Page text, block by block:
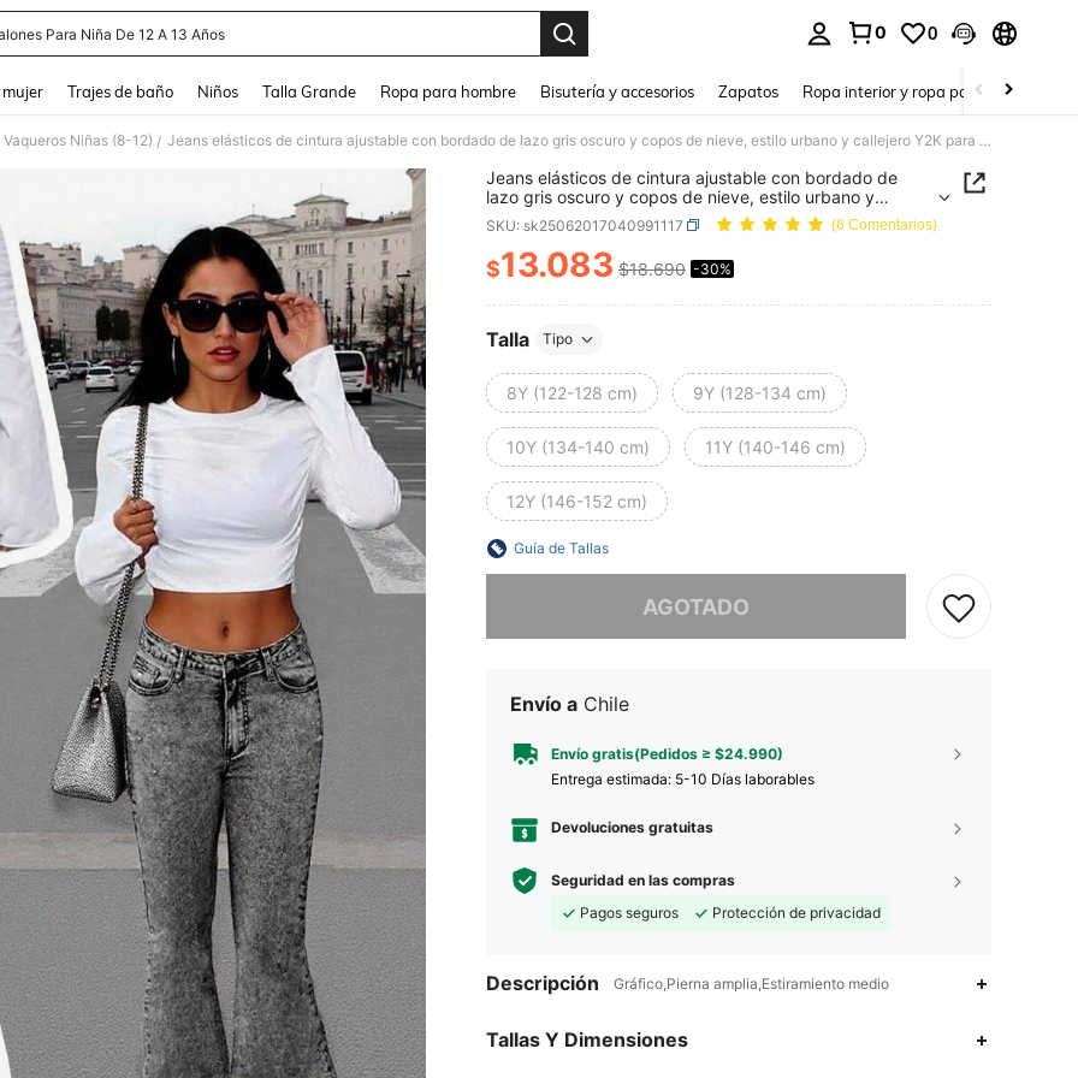
Para Niña De 12 A 13 Años
0 0
Trajes de baño Niños Talla Grande Ropa para hombre Bisutería y accesorios Zapatos Ropa interior y ropa para dormir
Vaqueros Niñas (8-12) / Jeans elásticos de cintura ajustable con bordado de lazo gris oscuro y copos de nieve, estilo urbano y callejero Y2K para niñas preadolescentes
Jeans elásticos de cintura ajustable con bordado de
lazo gris oscuro y copos de nieve, estilo urbano y
callejero Y2K para niñas preadolescentes
SKU: sk25062017040991117 (6 Comentarios)
PRICE AND AVAILABILITY
$13.083 $18.690 -30%
Talla Tipo
8Y (122-128 cm) 9Y (128-134 cm)
10Y (134-140 cm) 11Y (140-146 cm)
12Y (146-152 cm)
Guía de Tallas
AGOTADO
Envío a Chile
Envío gratis(Pedidos ≥ $24.990)
Entrega estimada: 5-10 Días laborables
Devoluciones gratuitas
Seguridad en las compras
Pagos seguros
Protección de privacidad
Descripción Gráfico,Pierna amplia,Estiramiento medio
Tallas Y Dimensiones
4,94